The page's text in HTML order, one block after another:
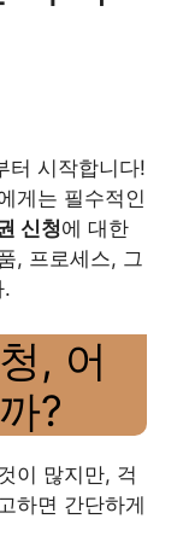
터 시작합니다!
게는 필수적인
신청에 대한
, 프로세스, 그
.
, 어
?
이 많지만, 걱
하면 간단하게